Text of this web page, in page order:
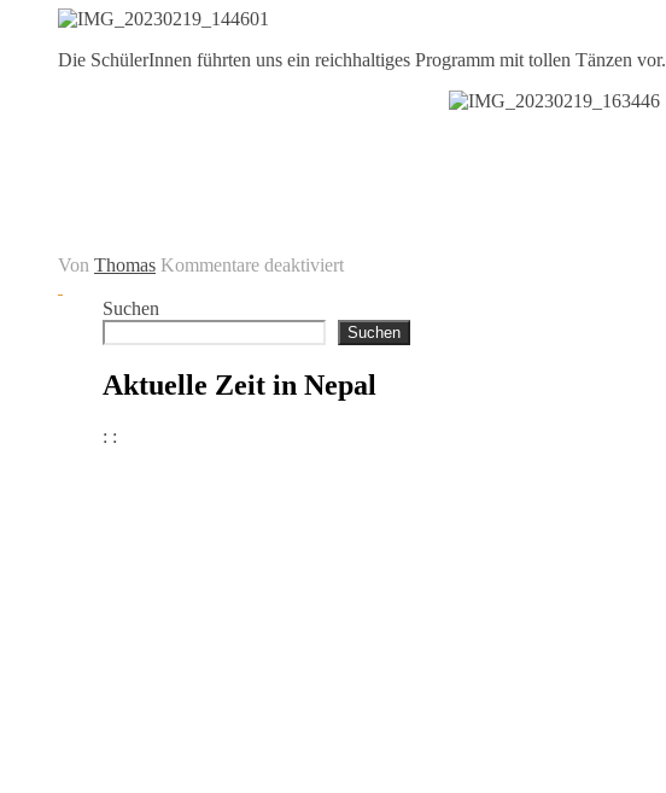
Die SchülerInnen führten uns ein reichhaltiges Programm mit tollen Tänzen vor.
Von Thomas Kommentare deaktiviertfür
Devdaha
Suchen
Suchen
Aktuelle Zeit in Nepal
: :